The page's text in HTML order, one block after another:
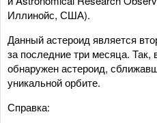
Иллинойс, США).
Данный астероид является
за последние три месяца.
обнаружен астероид,
уникальной орбите.
Справка: